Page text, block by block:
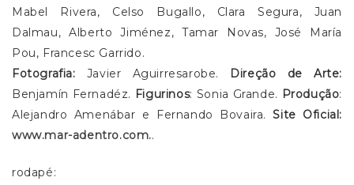
Mabel Rivera, Celso Bugallo, Clara Segura, Juan
Dalmau, Alberto Jiménez, Tamar Novas, José María
Pou, Francesc Garrido.
Fotografia: Javier Aguirresarobe.
Direção de Arte:
Benjamín Fernadéz. Figurinos: Sonia Grande. Produção:
Alejandro Amenábar e Fernando Bovaira.Site Oficial:
www.mar-adentro.com..
rodapé: